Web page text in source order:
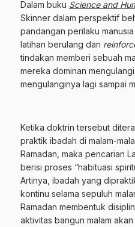
Dalam buku Science and
Skinner dalam perspektif
pandangan perilaku
latihan berulang dan
tindakan memberi sebuah
mereka dominan
mengulanginya lagi sampai
Ketika doktrin tersebut
praktik ibadah di malam-
Ramadan, maka pencarian
berisi proses “habituasi
Artinya, ibadah yang
kontinu selama sepuluh
Ramadan membentuk
aktivitas bangun malam